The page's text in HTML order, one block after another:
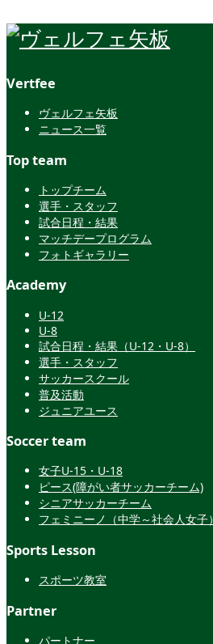
Vertfee
ヴェルフェ矢板
ニュース一覧
Top team
トップチーム
選手・スタッフ
試合日程・結果
マッチデープログラム
フォトギャラリー
Academy
U-12
U-8
試合日程・結果（U-12・U-8）
選手・スタッフ
サッカースクール
普及活動
ジュニアユース
Soccer team
女子U-15・U-18
ピース(障がい者サッカーチーム)
シニアサッカーチーム
フェミニーノ（中学～社会人女子）
Sports Lesson
スポーツ教室
Partner
パートナー